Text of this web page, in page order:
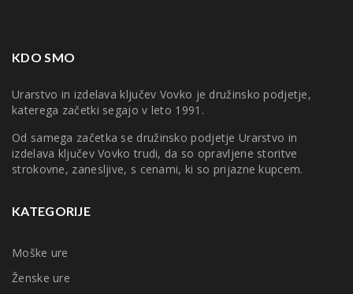
KDO SMO
Urarstvo in izdelava ključev Vovko je družinsko podjetje,
katerega začetki segajo v leto 1991.
Od samega začetka se družinsko podjetje Urarstvo in
izdelava ključev Vovko trudi, da so opravljene storitve
strokovne, zanesljive, s cenami, ki so prijazne kupcem.
KATEGORIJE
Moške ure
Ženske ure